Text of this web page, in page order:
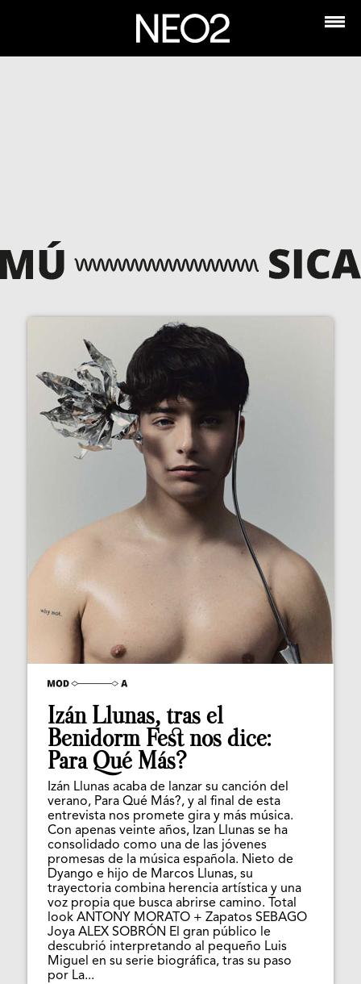
Izán Llunas, tras el
Benidorm Fest nos dice:
Para Qué Más?
Izán Llunas acaba de lanzar su canción del
verano, Para Qué Más?, y al final de esta
entrevista nos promete gira y más música.
Con apenas veinte años, Izan Llunas se ha
consolidado como una de las jóvenes
promesas de la música española. Nieto de
Dyango e hijo de Marcos Llunas, su
trayectoria combina herencia artística y una
voz propia que busca abrirse camino. Total
look ANTONY MORATO + Zapatos SEBAGO
Joya ALEX SOBRÓN El gran público le
descubrió interpretando al pequeño Luis
Miguel en su serie biográfica, tras su paso
por La...